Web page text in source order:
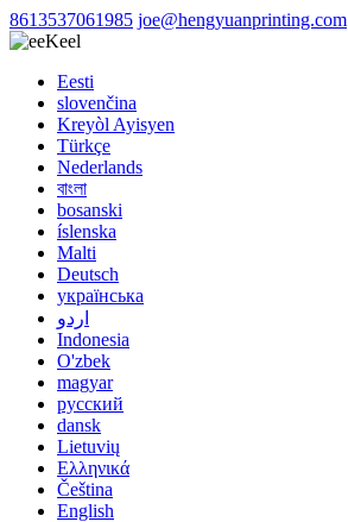
8613537061985 joe@hengyuanprinting.com
Keel
Eesti
slovenčina
Kreyòl Ayisyen
Türkçe
Nederlands
বাংলা
bosanski
íslenska
Malti
Deutsch
українська
اردو
Indonesia
O'zbek
magyar
русский
dansk
Lietuvių
Ελληνικά
Čeština
English